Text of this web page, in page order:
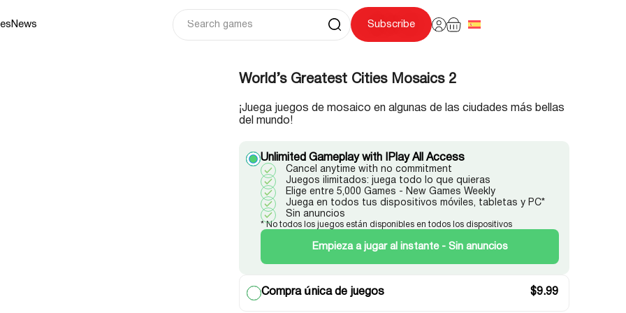
News Subscribe
World’s Greatest Cities Mosaics 2
Unlimited Gameplay with IPlay All Access
Cancel anytime with no commitment
Juegos ilimitados: juega todo lo que quieras
Elige entre 5,000 Games - New Games Weekly
Juega en todos tus dispositivos móviles, tabletas y PC*
Sin anuncios
* No todos los juegos están disponibles en todos los dispositivos
Empieza a jugar al instante - Sin anuncios
Compra única de juegos $9.99
¡Juega juegos de mosaico en algunas de las ciudades más bellas
del mundo!